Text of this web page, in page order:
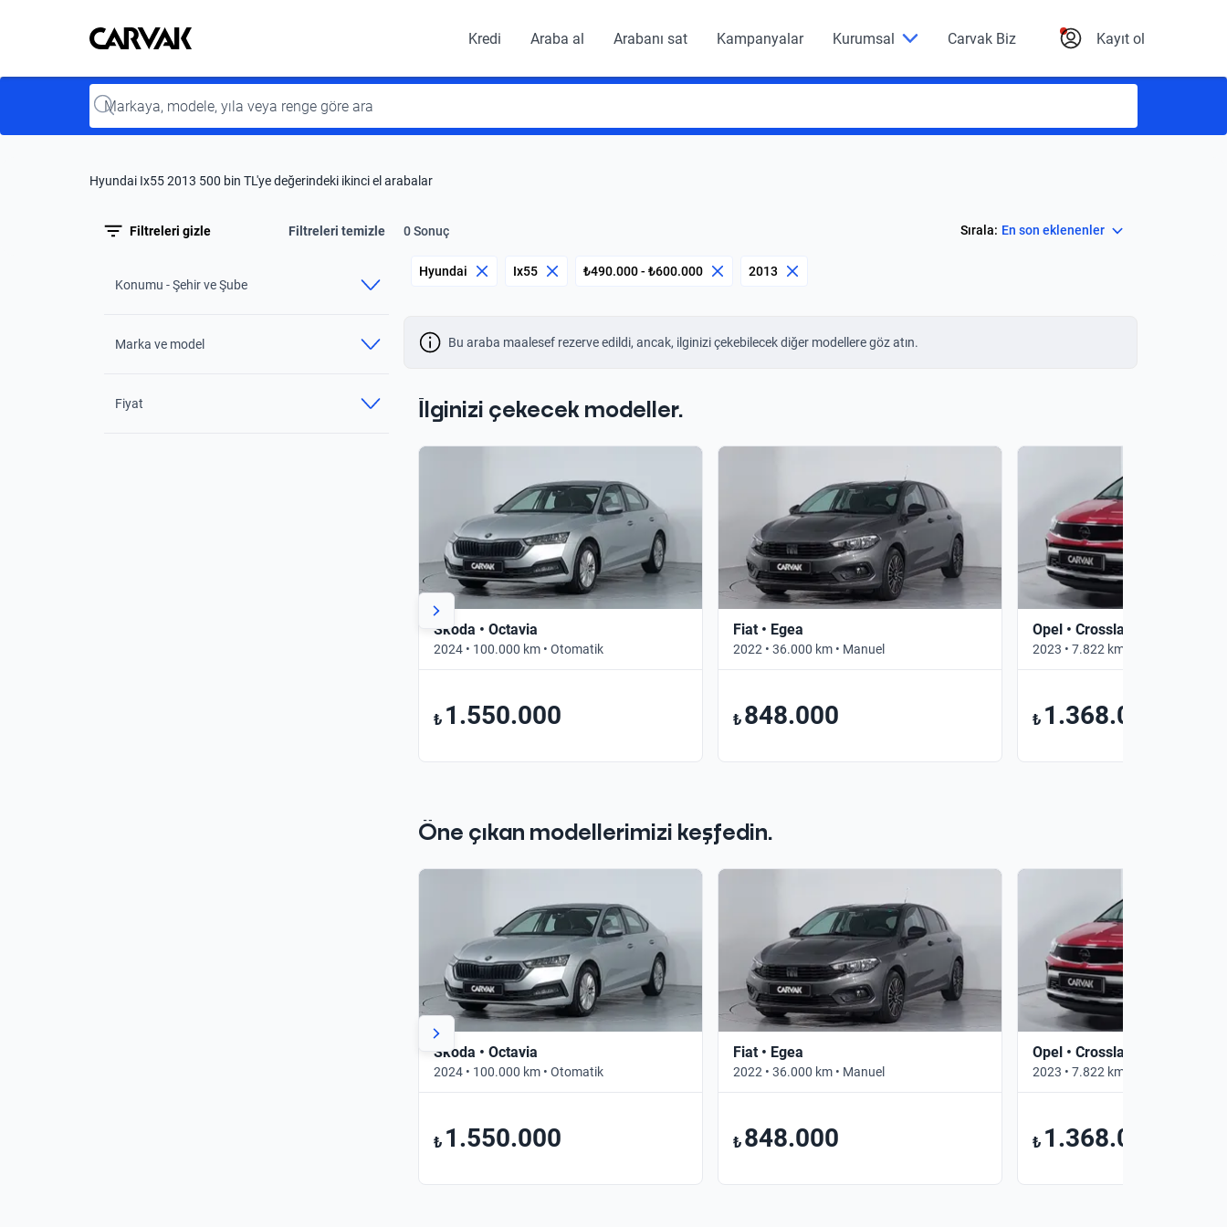
Kavak
Kavak Kredi Araba al Arabanı sat Kampanyalar Kurumsal Carvak Biz Kayıt ol
Input
Hyundai Ix55 2013 500 bin TL'ye değerindeki ikinci el arabalar
Filtreleri gizle Filtreleri temizle 0 Sonuç Sırala: En son eklenenler
Konumu - Şehir ve Şube
Marka ve model
Fiyat
Hyundai Ix55 ₺490.000 - ₺600.000 2013
Bu araba maalesef rezerve edildi, ancak, ilginizi çekebilecek diğer modellere göz atın.
İlginizi çekecek modeller.
Skoda • Octavia
2024 • 100.000 km • Otomatik
₺ 1.550.000
Fiat • Egea
2022 • 36.000 km • Manuel
₺ 848.000
Opel • Crossland
2023 • 7.822 km • Otomatik
₺ 1.368.000
Öne çıkan modellerimizi keşfedin.
Skoda • Octavia
2024 • 100.000 km • Otomatik
₺ 1.550.000
Fiat • Egea
2022 • 36.000 km • Manuel
₺ 848.000
Opel • Crossland
2023 • 7.822 km • Otomatik
₺ 1.368.000